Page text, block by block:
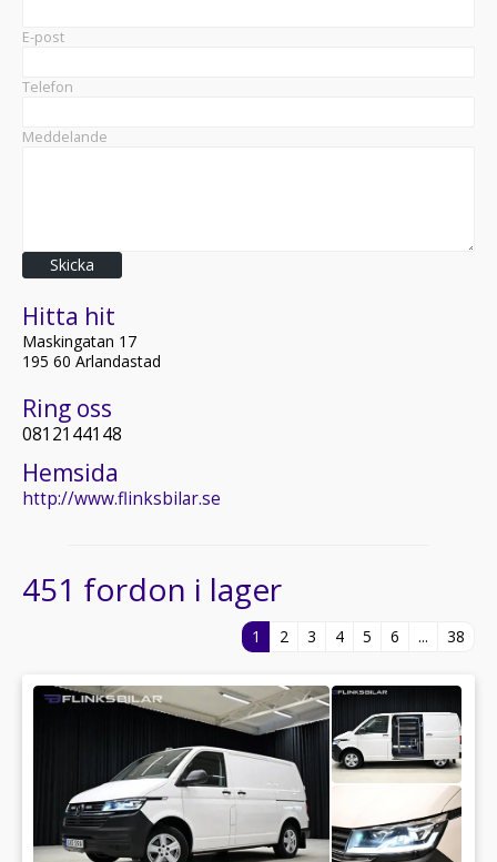
E-post
Telefon
Meddelande
Skicka
Hitta hit
Maskingatan 17
195 60 Arlandastad
Ring oss
0812144148
Hemsida
http://www.flinksbilar.se
451 fordon i lager
1 2 3 4 5 6 ... 38